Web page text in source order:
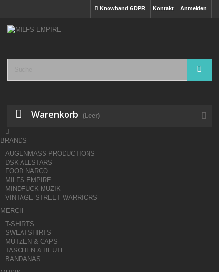
Anmelden
Kontakt
Knowband GDPR
Warenkorb (Leer)

BRANDS
AUGENMASS PRODUCTIONS
DSK ALLSTARS
FOOD NARCO
MILFS EMPIRE
MINDFUCK MUZIK
VINTAGE STREET WARRIORS
MERCH
T-SHIRTS
SWEATSHIRTS
MÜTZEN & CAPS
TASCHEN & BEUTEL
BANDANAS